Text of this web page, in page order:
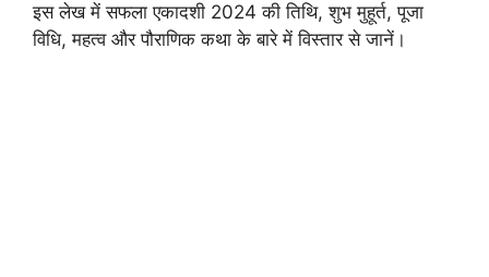
इस लेख में सफला एकादशी 2024 की तिथि, शुभ मुहूर्त, पूजा
विधि, महत्व और पौराणिक कथा के बारे में विस्तार से जानें।